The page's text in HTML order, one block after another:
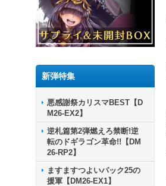
新弾特集
悪感謝祭カリスマBEST【D
M26-EX2】
逆札篇第2弾燃えろ禁断!逆
転のドギラゴン革命!!【DM
26-RP2】
ますますつよいパック25の
援軍【DM26-EX1】